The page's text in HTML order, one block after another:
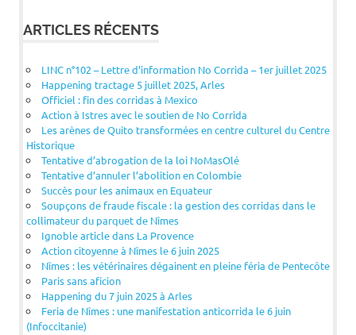
ARTICLES RÉCENTS
LINC n°102 – Lettre d’information No Corrida – 1er juillet 2025
Happening tractage 5 juillet 2025, Arles
Officiel : fin des corridas à Mexico
Action à Istres avec le soutien de No Corrida
Les arènes de Quito transformées en centre culturel du Centre
Historique
Tentative d’abrogation de la loi NoMasOlé
Tentative d’annuler l’abolition en Colombie
Succès pour les animaux en Equateur
Soupçons de fraude fiscale : la gestion des corridas dans le
collimateur du parquet de Nîmes
Ignoble article dans La Provence
Action citoyenne à Nîmes le 6 juin 2025
Nîmes : les vétérinaires dégainent en pleine féria de Pentecôte
Paris sans aficion
Happening du 7 juin 2025 à Arles
Feria de Nîmes : une manifestation anticorrida le 6 juin
(Infoccitanie)